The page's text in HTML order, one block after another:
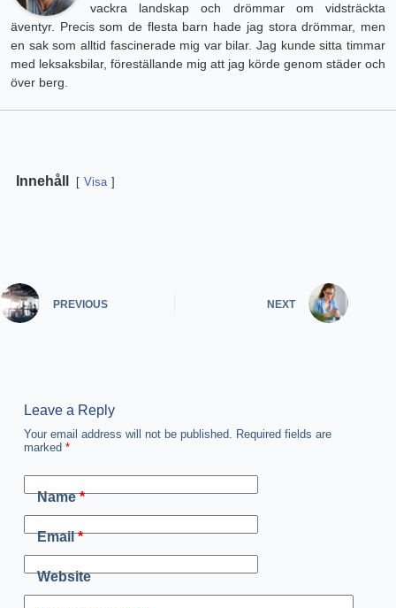
vackra landskap och drömmar om vidsträckta
äventyr. Precis som de flesta barn hade jag stora drömmar, men
en sak som alltid fascinerade mig var bilar. Jag kunde sitta timmar
med leksaksbilar, föreställande mig att jag körde genom städer och
över berg.
Innehåll Visa
PREVIOUS NEXT
Leave a Reply
Your email address will not be published. Required fields are
marked *
Name*
Email*
Website